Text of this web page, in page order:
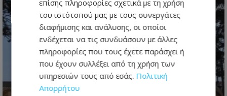
επίσης πληροφορίες σχετικά με τη χρήση
του ιστότοπού μας με τους συνεργάτες
διαφήμισης και ανάλυσης, οι οποίοι
ενδέχεται να τις συνδυάσουν με άλλες
πληροφορίες που τους έχετε παράσχει ή
που έχουν συλλέξει από τη χρήση των
υπηρεσιών τους από εσάς. Πολιτική
Απορρήτου